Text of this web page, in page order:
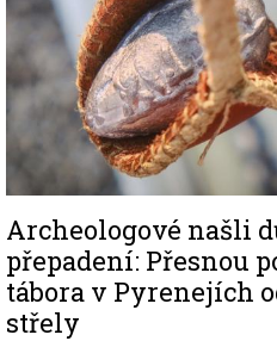
Archeologové našli
přepadení: Přesnou
tábora v Pyrenejích
střely